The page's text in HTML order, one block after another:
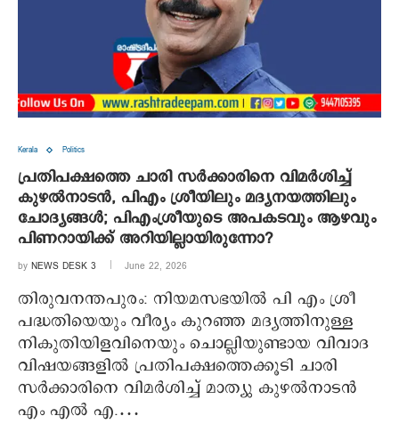
Kerala Politics
പ്രതിപക്ഷത്തെ ചാരി സർക്കാരിനെ വിമർശിച്ച്
കുഴൽനാടൻ, പിഎം ശ്രീയിലും മദ്യനയത്തിലും
ചോദ്യങ്ങൾ; പിഎംശ്രീയുടെ അപകടവും ആഴവും
പിണറായിക്ക് അറിയില്ലായിരുന്നോ?
by NEWS DESK 3 June 22, 2026
തിരുവനന്തപുരം: നിയമസഭയിൽ പി എം ശ്രീ
പദ്ധതിയെയും വീര്യം കുറഞ്ഞ മദ്യത്തിനുള്ള
നികുതിയിളവിനെയും ചൊല്ലിയുണ്ടായ വിവാദ
വിഷയങ്ങളിൽ പ്രതിപക്ഷത്തെക്കൂടി ചാരി
സർക്കാരിനെ വിമർശിച്ച് മാത്യു കുഴൽനാടൻ
എം എൽ എ.…